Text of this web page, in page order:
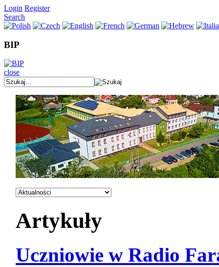
Login Register
Search
BIP
close
Artykuły
Uczniowie w Radio